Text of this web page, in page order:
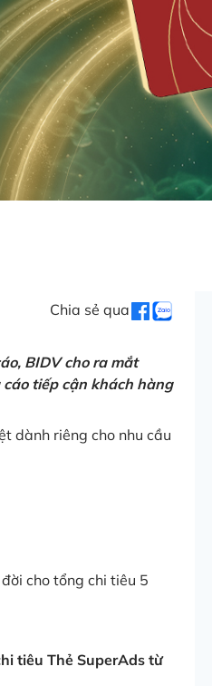
Chia sẻ qua
BIDV cho ra mắt
tiếp cận khách hàng
dành riêng cho nhu cầu
cho tổng chi tiêu 5
tiêu Thẻ SuperAds từ